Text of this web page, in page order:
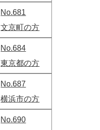
No.681
文京町の方
No.684
東京都の方
No.687
横浜市の方
No.690